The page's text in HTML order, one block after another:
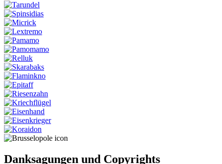
Danksagungen und Copyrights